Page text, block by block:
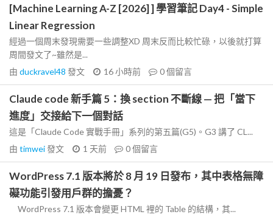
[Machine Learning A-Z [2026] ] 學習筆記 Day4 - Simple
Linear Regression
經過一個周末發現需要一些調整XD 周末反而比較忙碌，以後就打算
周間發文了~雖然是...
由 duckravel48 發文 16 小時前 0個留言
Claude code 新手篇 5：換 section 不斷線 — 把「當下
進度」交接給下一個對話
這是「Claude Code 實戰手冊」系列的第五篇(G5)。G3 講了 CL...
由 timwei發文 1 天前 0個留言
WordPress 7.1 版本將於 8 月 19 日發布，其中表格無障
礙功能引發用戶群的擔憂？
WordPress 7.1 版本會變更 HTML 裡的 Table 的結構，其...